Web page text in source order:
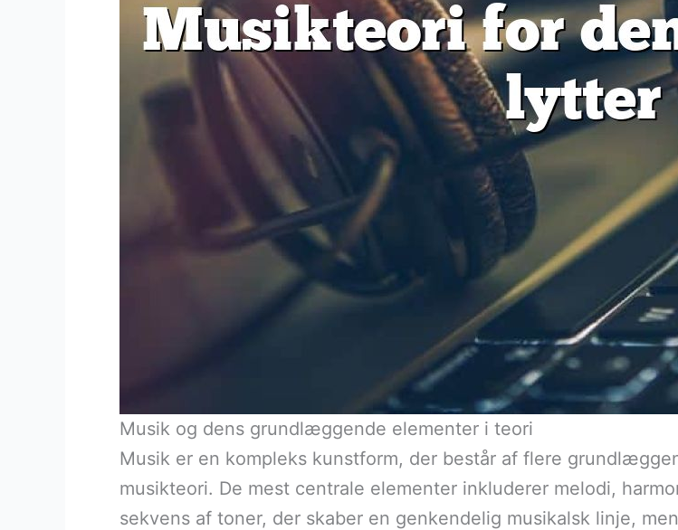
Musik og dens grundlæggende elementer i teori
Musik er en kompleks kunstform, der består af flere
musikteori. De mest centrale elementer inkluderer melodi,
sekvens af toner, der skaber en genkendelig musikalsk linje,